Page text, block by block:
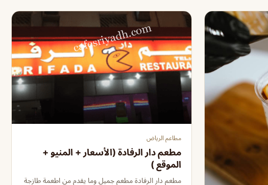
مطاعم الرياض
مطعم دار الرفادة (الأسعار + المنيو +
الموقع )
مطعم دار الرفادة مطعم جميل وما يقدم من اطعمة طازجة